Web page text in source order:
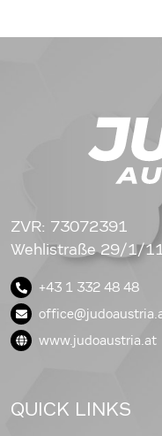
ZVR: 73072391
Wehlistraße 29/1/
+43 1 332 48 48
www.judoaustria.at
QUICK LINKS